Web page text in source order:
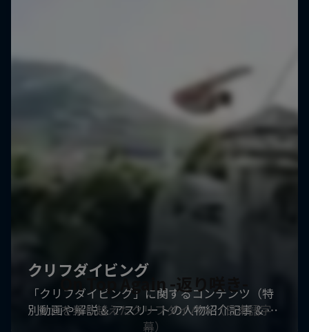
On Top Again -返り咲き-
ケガを乗り越えたクリフダイバー（日本語字
幕）